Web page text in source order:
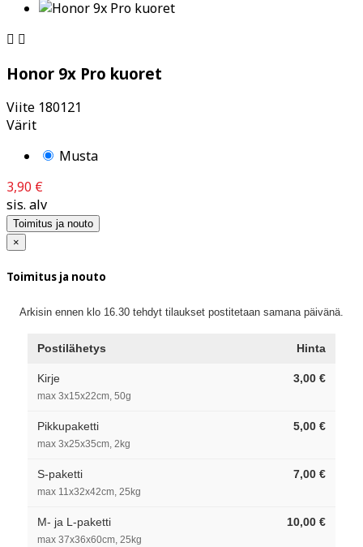
 
Honor 9x Pro kuoret
Viite 180121
Värit
Musta
3,90 €
sis. alv
Toimitus ja nouto
×
Toimitus ja nouto
Arkisin ennen klo 16.30 tehdyt tilaukset postitetaan samana päivänä.
Postilähetys Hinta
Kirje
max 3x15x22cm, 50g
3,00 €
Pikkupaketti
max 3x25x35cm, 2kg
5,00 €
S-paketti
max 11x32x42cm, 25kg
7,00 €
M- ja L-paketti
max 37x36x60cm, 25kg
10,00 €